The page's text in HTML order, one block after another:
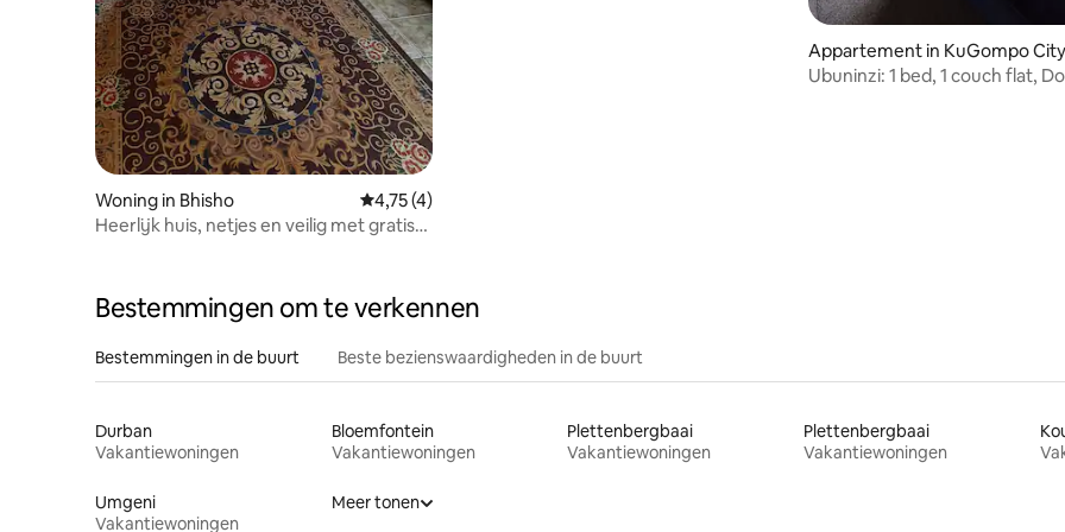
Woning in Bhisho Gemiddelde beoordeling van 4,75 op 5, 4 recensies
4,75 (4)
Heerlijk huis, netjes en veilig met gratis
Appartement in KuGompo City
Ubuninzi: 1 bed, 1 couch flat,
Bestemmingen om te verkennen
Bestemmingen in de buurt Beste bezienswaardigheden in de buurt
Durban
Vakantiewoningen
Bloemfontein
Vakantiewoningen
Plettenbergbaai
Vakantiewoningen
Plettenbergbaai
Vakantiewoningen
Umgeni
Vakantiewoningen
Meer tonen